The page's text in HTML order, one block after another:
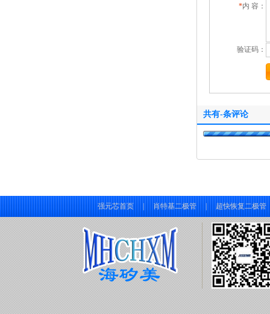
*内 容：
验证码：
共有-条评论
强元芯首页 肖特基二极管 超快恢复二极管